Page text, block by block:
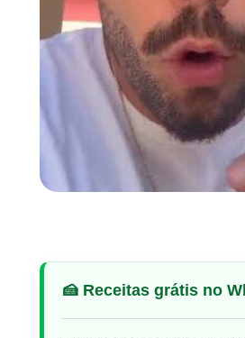
🍰 Receitas grátis no